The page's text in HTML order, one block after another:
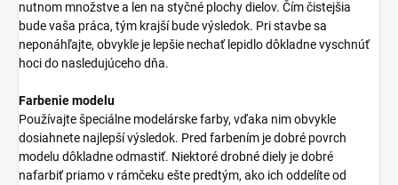
nutnom množstve a len na styčné plochy dielov. Čím čistejšia
bude vaša práca, tým krajší bude výsledok. Pri stavbe sa
neponáhľajte, obvykle je lepšie nechať lepidlo dôkladne vyschnúť
hoci do nasledujúceho dňa.
Farbenie modelu
Používajte špeciálne modelárske farby, vďaka nim obvykle
dosiahnete najlepší výsledok. Pred farbením je dobré povrch
modelu dôkladne odmastiť. Niektoré drobné diely je dobré
nafarbiť priamo v rámčeku ešte predtým, ako ich oddelíte od